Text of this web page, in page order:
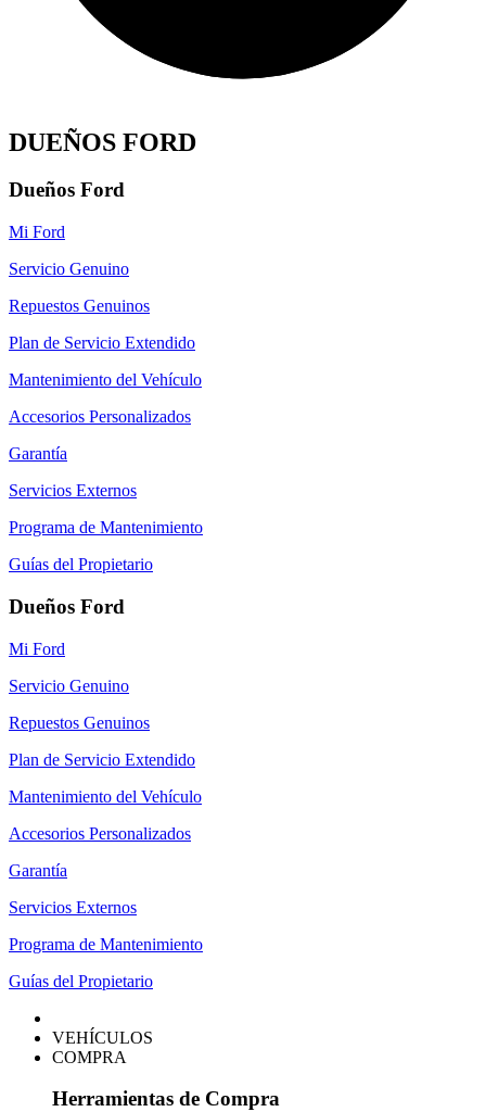
DUEÑOS FORD
Dueños Ford
Mi Ford
Servicio Genuino
Repuestos Genuinos
Plan de Servicio Extendido
Mantenimiento del Vehículo
Accesorios Personalizados
Garantía
Servicios Externos
Programa de Mantenimiento
Guías del Propietario
Dueños Ford
Mi Ford
Servicio Genuino
Repuestos Genuinos
Plan de Servicio Extendido
Mantenimiento del Vehículo
Accesorios Personalizados
Garantía
Servicios Externos
Programa de Mantenimiento
Guías del Propietario
VEHÍCULOS
COMPRA
Herramientas de Compra